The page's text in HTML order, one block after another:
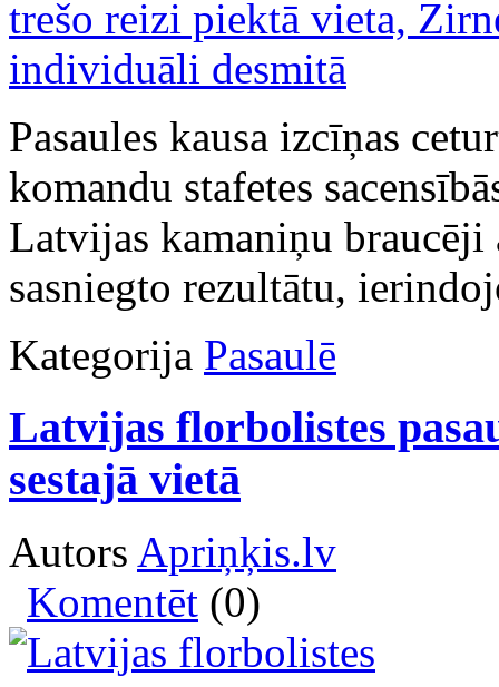
Pasaules kausa izcīņas
komandu stafetes
Latvijas kamaniņu
sasniegto rezultātu,
Kategorija Pasaulē
Latvijas florbolistes
sestajā vietā
Autors Apriņķis.lv
Komentēt (0)